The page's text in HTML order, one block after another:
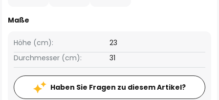
Maße
Höhe (cm):
23
Durchmesser (cm):
31
Haben Sie Fragen zu diesem Artikel?